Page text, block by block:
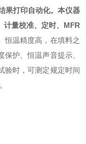
果打印自动化。本仪器
量校准、定时、 MFR
恒温精度高，在填料之
护、恒温声音提示、
验时，可测定规定时间